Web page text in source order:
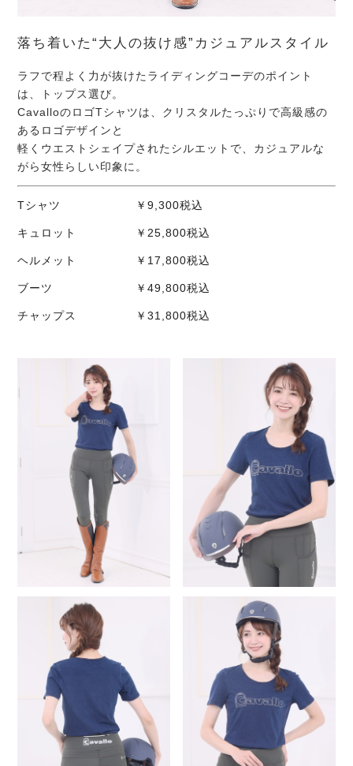
落ち着いた“大人の抜け感”カジュアルスタイル
ラフで程よく力が抜けたライディングコーデのポイント
は、トップス選び。
CavalloのロゴTシャツは、クリスタルたっぷりで高級感の
あるロゴデザインと
軽くウエストシェイプされたシルエットで、カジュアルな
がら女性らしい印象に。
Tシャツ ￥9,300税込
キュロット ￥25,800税込
ヘルメット ￥17,800税込
ブーツ ￥49,800税込
チャップス ￥31,800税込